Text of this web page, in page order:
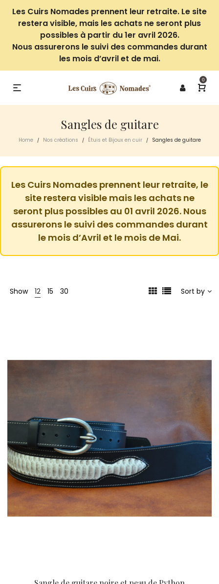
Les Cuirs Nomades prennent leur retraite. Le site
restera visible, mais les achats ne seront plus
possibles à partir du 1er avril 2026.
Nous assurerons le suivi des commandes durant
les mois d’avril et de mai.
0
Sangles de guitare
Home / Nos créations / Étuis et Bijoux en cuir / Sangles de guitare
Les Cuirs Nomades prennent leur retraite, le
site restera visible mais les achats ne
seront plus possibles au 01 avril 2026. Nous
assurerons le suivi des commandes durant
le mois d’Avril et le mois de Mai.
Show 12 15 30 Sort by